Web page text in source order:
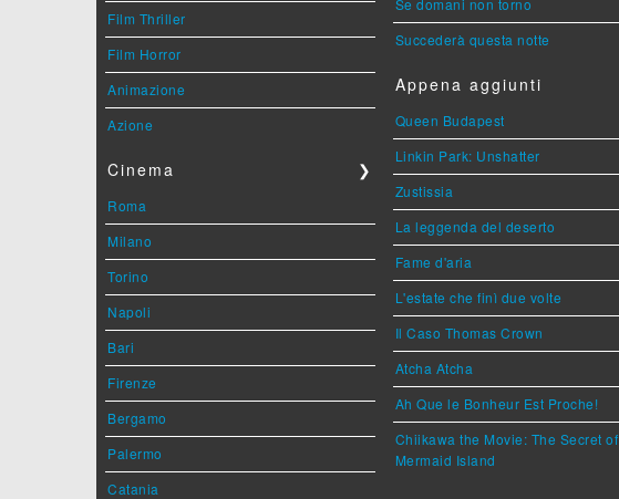
Film Thriller
Film Horror
Animazione
Azione
Cinema ❯
Roma
Milano
Torino
Napoli
Bari
Firenze
Bergamo
Palermo
Catania
Succederà questa notte
Appena aggiunti
Queen Budapest
Linkin Park: Unshatter
Zustissia
La leggenda del deserto
Fame d'aria
L'estate che finì due volte
Il Caso Thomas Crown
Atcha Atcha
Ah Que le Bonheur Est Proche!
Chiikawa the Movie: The Secret of
Mermaid Island